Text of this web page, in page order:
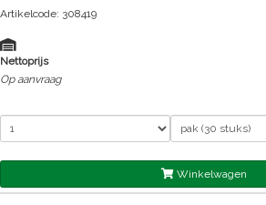
Artikelcode: 308419
Nettoprijs
Op aanvraag
Winkelwagen